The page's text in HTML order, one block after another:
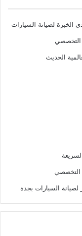
الخبرة لصيانة السيارات
التخصصي
الحديث
التخصصي
السيارات بجدة